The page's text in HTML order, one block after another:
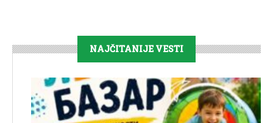
NAJČITANIJE VESTI